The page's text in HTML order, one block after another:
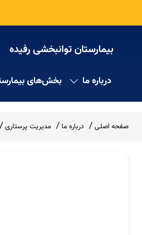
بیمارستان توانبخشی رفیده
درباره ما بخش‌های
صفحه اصلی درباره ما مدیریت پرستاری